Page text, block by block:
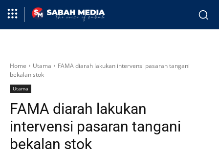
Home Utama
FAMA diarah lakukan intervensi pasaran tangani
bekalan stok
Utama
FAMA diarah lakukan
intervensi pasaran tangani
bekalan stok